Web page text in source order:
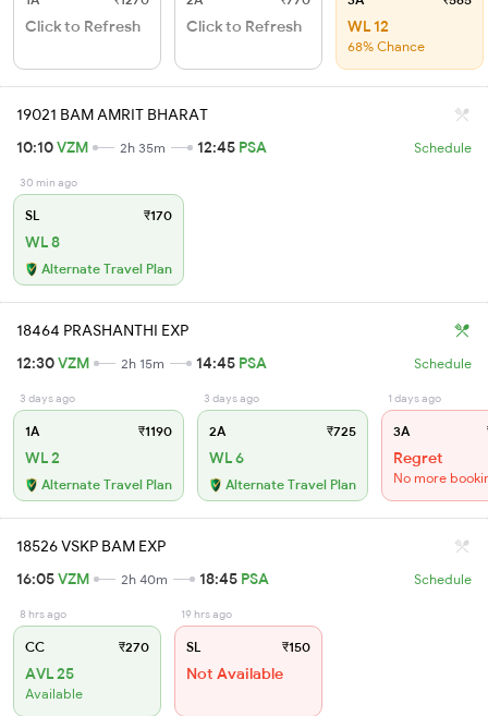
Click to Refresh Click to Refresh WL 12
68% Chance
19021 BAM AMRIT BHARAT
10:10VZM 2h 35m 12:45 PSA Schedule
30 min ago
SL ₹170
WL 8
Alternate Travel Plan
18464 PRASHANTHI EXP
12:30VZM 2h 15m 14:45 PSA Schedule
3 days ago
1A ₹1190
WL 2
Alternate Travel Plan
3 days ago
2A ₹725
WL 6
Alternate Travel Plan
1 days ago
3A
Regret
No more
18526 VSKP BAM EXP
16:05VZM 2h 40m 18:45 PSA Schedule
8 hrs ago
CC ₹270
AVL 25
Available
19 hrs ago
SL ₹150
Not Available